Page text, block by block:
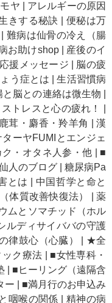
ヤ
アレルギーの原因
きする秘訣
便秘は万
難病は仙骨の冷え（腸
お助けshop| 産後のイ
援メッセージ
脳の疲
う症とは |生活習慣病
と脳との連絡は微生物
ストレスと心の疲れ！
茸・麝香・羚羊角 |漢
ーヤFUMIとエンジェ
・オタネ人参・他
■
人のブログ
糖尿病Pa
とは
中国哲学と命と
体質改善快復法） |薬
ムとソマチッド（ホル
ルディサイババの守護
律鼓心（心臓）
★全
ク療法
■女性専科・
■ヒーリング（遠隔含
ー
■満月行のお申込み
咽喉の関係 精神の病